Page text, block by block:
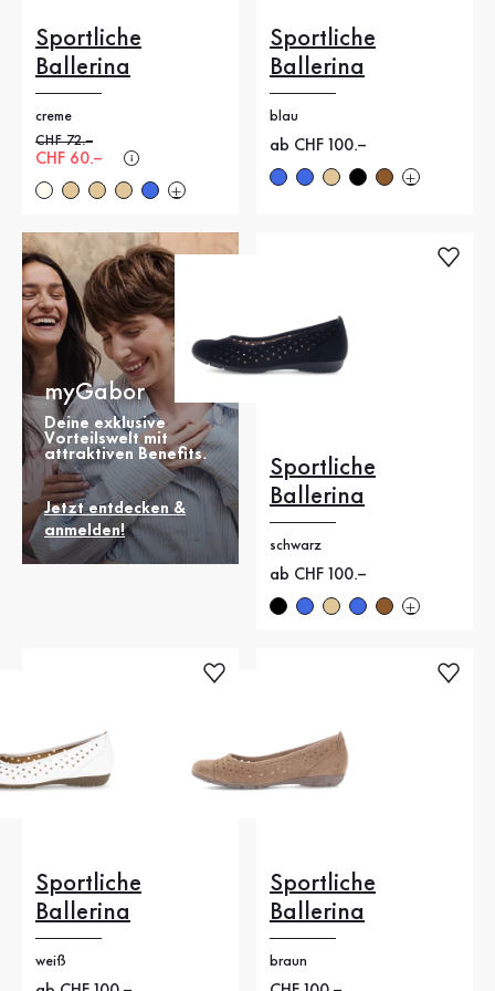
Sportliche
Ballerina
creme
Alter Preis
CHF 72.–
Neuer Preis
CHF 60.–
Sportliche
Ballerina
blau
Neuer Preis
ab CHF 100.–
myGabor
Deine exklusive
Vorteilswelt mit
attraktiven Benefits.
Jetzt entdecken &
anmelden!
Sportliche
Ballerina
schwarz
Neuer Preis
ab CHF 100.–
Sportliche
Ballerina
weiß
Sportliche
Ballerina
braun